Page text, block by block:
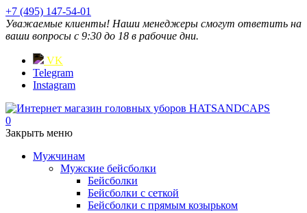
+7 (495) 147-54-01
Уважаемые клиенты! Наши менеджеры смогут ответить на
ваши вопросы с 9:30 до 18 в рабочие дни.
VK
Telegram
Instagram
0
Закрыть меню
Мужчинам
Мужские бейсболки
Бейсболки
Бейсболки с сеткой
Бейсболки с прямым козырьком